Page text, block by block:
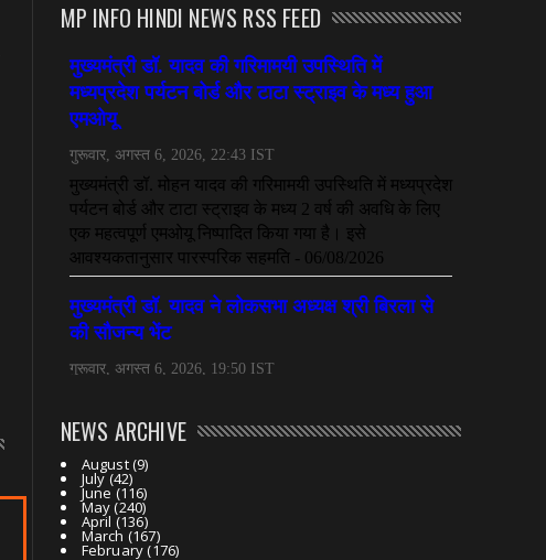
MP INFO HINDI NEWS RSS FEED
NEWS ARCHIVE
August(9)
July(42)
June(116)
May(240)
April (136)
March (167)
February(176)